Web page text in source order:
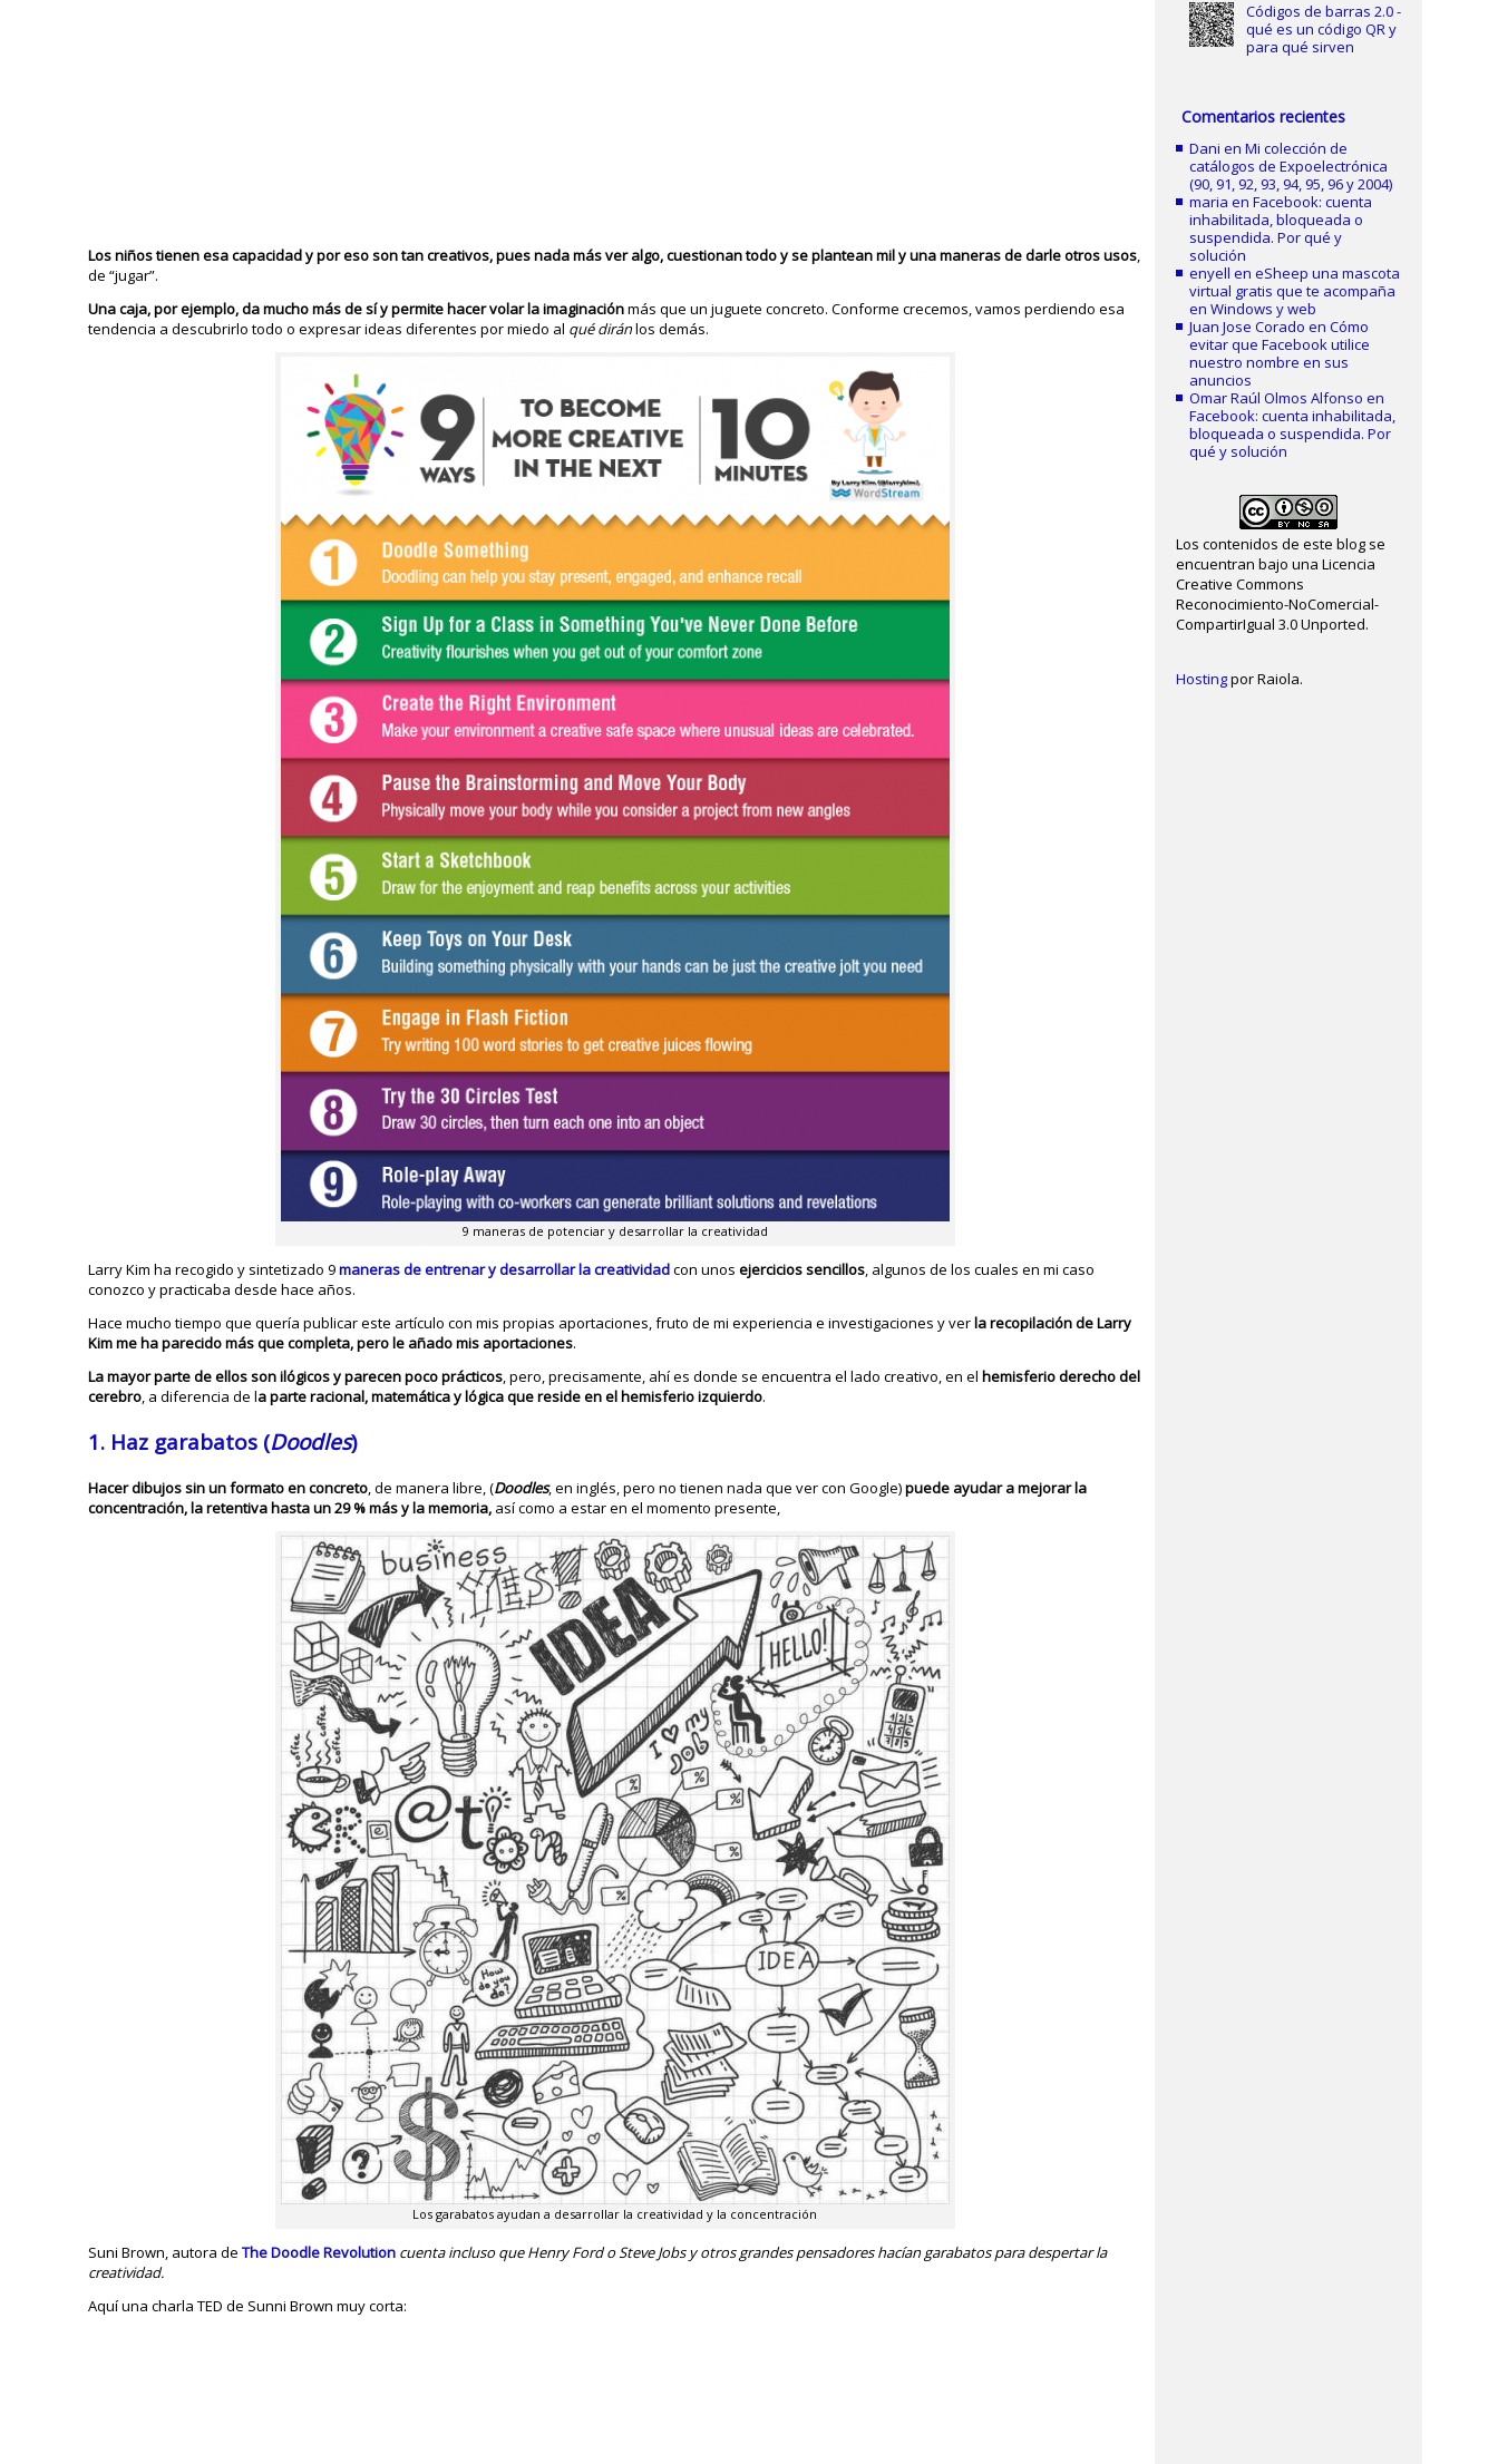
Los niños tienen esa capacidad y por eso son tan creativos, pues nada más ver algo, cuestionan todo y se plantean mil y una maneras de darle otros usos,
de “jugar”.
Una caja, por ejemplo, da mucho más de sí y permite hacer volar la imaginaciónmás que un juguete concreto. Conforme crecemos, vamos perdiendo esa
tendencia a descubrirlo todo o expresar ideas diferentes por miedo al qué diránlos demás.
9 maneras de potenciar y desarrollar la creatividad
Larry Kim ha recogido y sintetizado 9maneras de entrenar y desarrollar la creatividadcon unosejercicios sencillos, algunos de los cuales en mi caso
conozco y practicaba desde hace años.
Hace mucho tiempo que quería publicar este artículo con mis propias aportaciones, fruto de mi experiencia e investigaciones y verla recopilación de Larry
Kim me ha parecido más que completa, pero le añado mis aportaciones.
La mayor parte de ellos son ilógicos y parecen poco prácticos, pero, precisamente, ahí es donde se encuentra el lado creativo, en elhemisferio derecho del
cerebro, a diferencia de la parte racional, matemática y lógica que reside en el hemisferio izquierdo.
1. Haz garabatos (Doodles)
Hacer dibujos sin un formato en concreto, de manera libre, (Doodles, en inglés, pero no tienen nada que ver con Google)puede ayudar a mejorar la
concentración, la retentiva hasta un 29 % más y la memoria, así como a estar en el momento presente,
Los garabatos ayudan a desarrollar la creatividad y la concentración
Suni Brown, autora deThe Doodle Revolution cuenta incluso que Henry Ford o Steve Jobs y otros grandes pensadores hacían garabatos para despertar la
creatividad.
Aquí una charla TED de Sunni Brown muy corta:
Códigos de barras 2.0 -
qué es un código QR y
para qué sirven
Comentarios recientes
Dani enMi colección de
catálogos de Expoelectrónica
(90, 91, 92, 93, 94, 95, 96 y 2004)
maria enFacebook: cuenta
inhabilitada, bloqueada o
suspendida. Por qué y
solución
enyell eneSheep una mascota
virtual gratis que te acompaña
en Windows y web
Juan Jose Corado enCómo
evitar que Facebook utilice
nuestro nombre en sus
anuncios
Omar Raúl Olmos Alfonso en
Facebook: cuenta inhabilitada,
bloqueada o suspendida. Por
qué y solución
Los contenidos de este blog se
encuentran bajo una Licencia
Creative Commons
Reconocimiento-NoComercial-
CompartirIgual 3.0 Unported.
Hostingpor Raiola.